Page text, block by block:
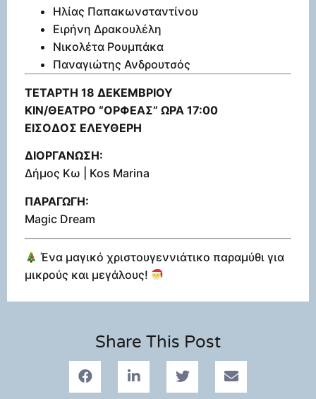
Ηλίας Παπακωνσταντίνου
Ειρήνη Δρακουλέλη
Νικολέτα Ρουμπάκα
Παναγιώτης Ανδρουτσός
ΤΕΤΑΡΤΗ 18 ΔΕΚΕΜΒΡΙΟΥ
ΚΙΝ/ΘΕΑΤΡΟ “ΟΡΦΕΑΣ” ΩΡΑ 17:00
ΕΙΣΟΔΟΣ ΕΛΕΥΘΕΡΗ
ΔΙΟΡΓΑΝΩΣΗ:
Δήμος Κω | Kos Marina
ΠΑΡΑΓΩΓΗ:
Magic Dream
Ένα μαγικό χριστουγεννιάτικο παραμύθι για
μικρούς και μεγάλους!
Share This Post